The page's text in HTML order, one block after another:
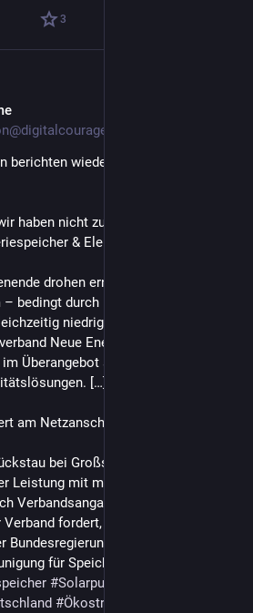
3
berichten wieder über „zuviel
haben nicht zuviel Ökostrom,
& Elektrolyseure!
drohen erneut stark negative
bedingt durch hohe Wind- und
niedriger industrieller
Neue Energiewirtschaft (bne)
Überangebot selbst, sondern in
[…]
am Netzanschluss
bei Großspeicherprojekten auf
Leistung mit mehr als 200 GWh
Verbandsangaben allesamt wartend
fordert, das geplante
explizit auf
#Solarpunk
#Ökostrom